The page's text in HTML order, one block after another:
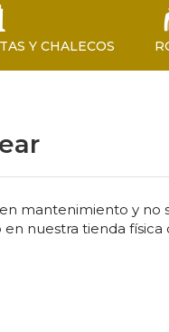
Y CHALECOS
mantenimiento y
nuestra tienda